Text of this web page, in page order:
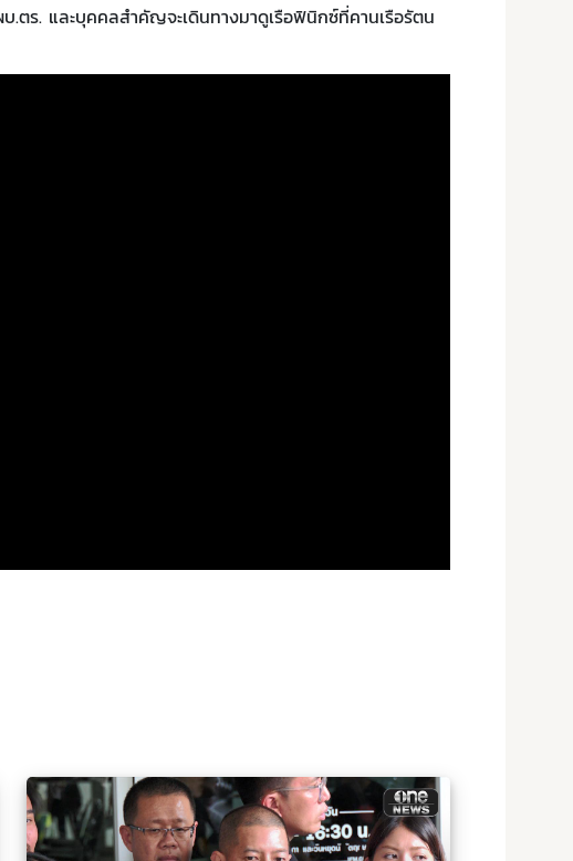
ตร. และบุคคลสำคัญจะเดินทางมาดูเรือฟินิกซ์ที่คานเรือรัตน